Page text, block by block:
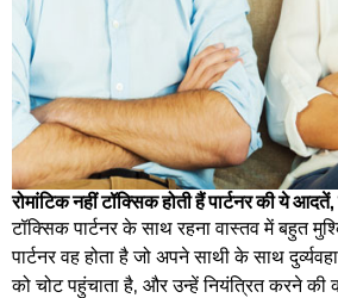
रोमांटिक नहीं टॉक्सिक होती हैं पार्टनर की ये
टॉक्सिक पार्टनर के साथ रहना वास्तव में बहुत
पार्टनर वह होता है जो अपने साथी के साथ
को चोट पहुंचाता है, और उन्हें नियंत्रित करने की